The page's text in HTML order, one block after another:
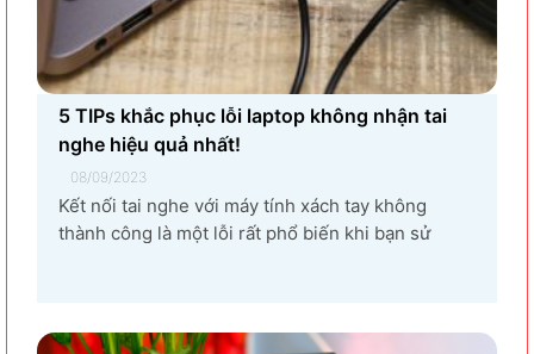
5 TIPs khắc phục lỗi laptop không nhận tai
nghe hiệu quả nhất!
08/09/2023
Kết nối tai nghe với máy tính xách tay không
thành công là một lỗi rất phổ biến khi bạn sử